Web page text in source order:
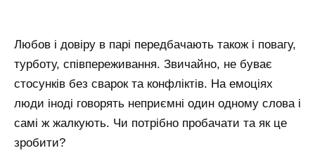
Любов і довіру в парі передбачають також і повагу,
турботу, співпереживання. Звичайно, не буває
стосунків без сварок та конфліктів. На емоціях
люди іноді говорять неприємні один одному слова і
самі ж жалкують. Чи потрібно пробачати та як це
зробити?